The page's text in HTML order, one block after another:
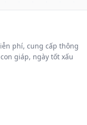
phí, cung cấp thông
giáp, ngày tốt xấu